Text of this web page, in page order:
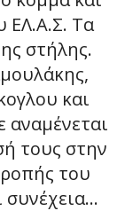
ΕΛ.Α.Σ. Τα
στήλης.
και
αναμένεται
τους στην
του
συνέχεια…